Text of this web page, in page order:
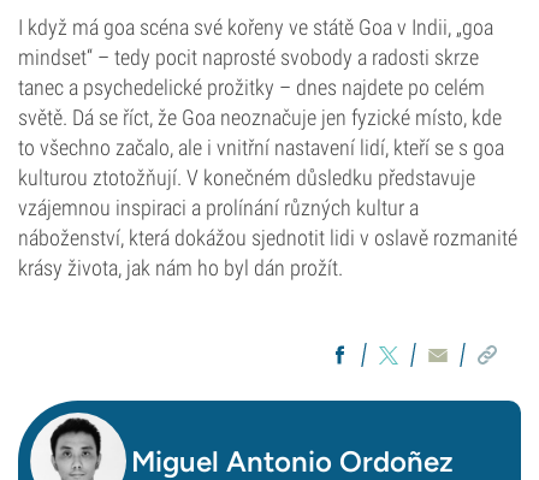
I když má goa scéna své kořeny ve státě Goa v Indii, „goa
mindset“ – tedy pocit naprosté svobody a radosti skrze
tanec a psychedelické prožitky – dnes najdete po celém
světě. Dá se říct, že Goa neoznačuje jen fyzické místo, kde
to všechno začalo, ale i vnitřní nastavení lidí, kteří se s goa
kulturou ztotožňují. V konečném důsledku představuje
vzájemnou inspiraci a prolínání různých kultur a
náboženství, která dokážou sjednotit lidi v oslavě rozmanité
krásy života, jak nám ho byl dán prožít.
Miguel Antonio Ordoñez